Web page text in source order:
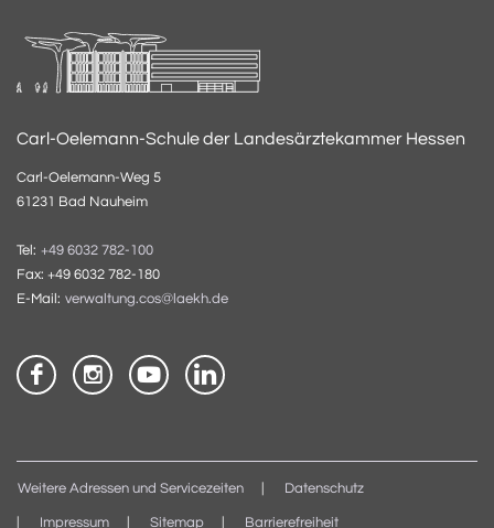
Carl-Oelemann-Schule der Landesärztekammer Hessen
Carl-Oelemann-Weg 5
61231 Bad Nauheim
Tel: +49 6032 782-100
Fax: +49 6032 782-180
E-Mail: verwaltung.cos@laekh.de
Weitere Adressen und Servicezeiten Datenschutz
Impressum Sitemap Barrierefreiheit